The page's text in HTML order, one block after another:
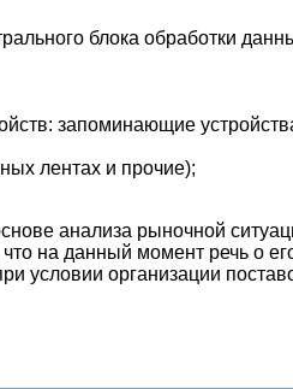
блока обработки
запоминающие
лентах и прочие);
анализа рыночной
на данный момент речь о
условии организации